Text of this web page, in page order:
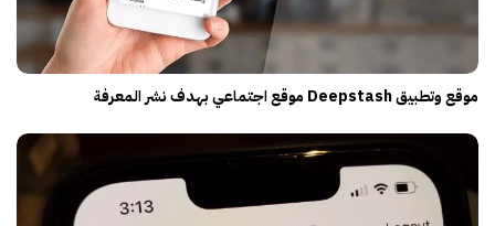
موقع وتطبيق Deepstash موقع اجتماعي بهدف نشر المعرفة